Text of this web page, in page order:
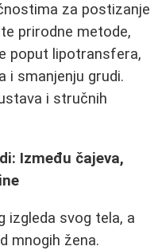
za postizanje
prirodne metode,
poput lipotransfera,
i smanjenju grudi.
i stručnih
Između čajeva,
izgleda svog tela, a
mnogih žena.